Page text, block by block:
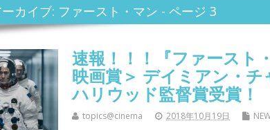
カイブ: ファースト・マン - ページ 3
速報！！！『ファースト
映画賞＞ デイミアン・
ハリウッド監督賞受賞！
topics@cinema 2018年10月19日